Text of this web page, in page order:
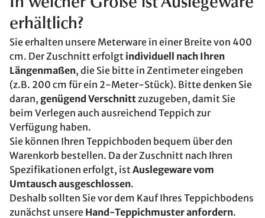
erhältlich?
Sie erhalten unsere Meterware in einer Breite von 400
cm. Der Zuschnitt erfolgt individuell nach Ihren
Längenmaßen, die Sie bitte in Zentimeter eingeben
(z.B. 200 cm für ein 2-Meter-Stück). Bitte denken Sie
daran, genügend Verschnittzuzugeben, damit Sie
beim Verlegen auch ausreichend Teppich zur
Verfügung haben.
Sie können Ihren Teppichboden bequem über den
Warenkorb bestellen. Da der Zuschnitt nach Ihren
Spezifikationen erfolgt, istAuslegeware vom
Umtausch ausgeschlossen.
Deshalb sollten Sie vor dem Kauf Ihres Teppichbodens
zunächst unsere Hand-Teppichmuster anfordern.